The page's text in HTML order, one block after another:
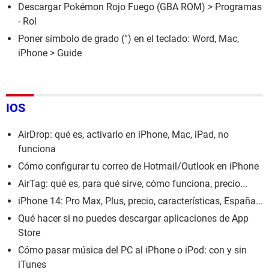
Descargar Pokémon Rojo Fuego (GBA ROM) > Programas
- Rol
Poner símbolo de grado (°) en el teclado: Word, Mac,
iPhone > Guide
IOS
AirDrop: qué es, activarlo en iPhone, Mac, iPad, no
funciona
Cómo configurar tu correo de Hotmail/Outlook en iPhone
AirTag: qué es, para qué sirve, cómo funciona, precio...
iPhone 14: Pro Max, Plus, precio, características, España...
Qué hacer si no puedes descargar aplicaciones de App
Store
Cómo pasar música del PC al iPhone o iPod: con y sin
iTunes